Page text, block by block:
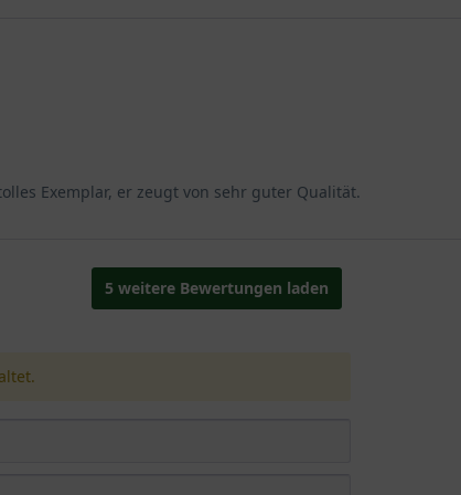
und Natureinflüsse macht.
Standort und entwickelt sich dort gepflanzt am
Temperaturen bis minus 35 Grad Celsius bereiten ihm
geeignet ist.
als auch in Parks und dem eigenen
Exemplar, er zeugt von sehr guter Qualität.
5 weitere Bewertungen laden